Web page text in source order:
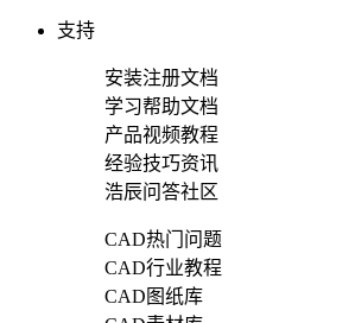
支持
安装注册文档
学习帮助文档
产品视频教程
经验技巧资讯
浩辰问答社区
CAD热门问题
CAD行业教程
CAD图纸库